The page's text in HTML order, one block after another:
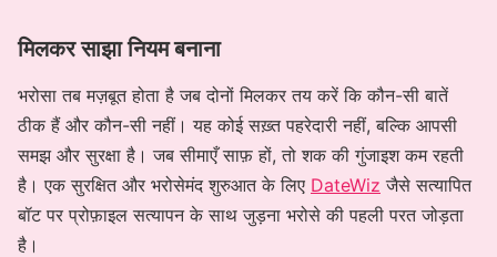
मिलकर साझा नियम बनाना
भरोसा तब मज़बूत होता है जब दोनों मिलकर तय करें कि कौन-सी बातें
ठीक हैं और कौन-सी नहीं। यह कोई सख़्त पहरेदारी नहीं, बल्कि आपसी
समझ और सुरक्षा है। जब सीमाएँ साफ़ हों, तो शक की गुंजाइश कम रहती
है। एक सुरक्षित और भरोसेमंद शुरुआत के लिए DateWiz जैसे सत्यापित
बॉट पर प्रोफ़ाइल सत्यापन के साथ जुड़ना भरोसे की पहली परत जोड़ता
है।